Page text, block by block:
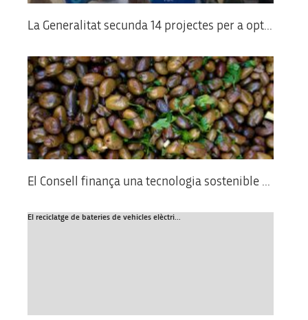
La Generalitat secunda 14 projectes per a opt...
El Consell finança una tecnologia sostenible ...
El reciclatge de bateries de vehicles elèctri...